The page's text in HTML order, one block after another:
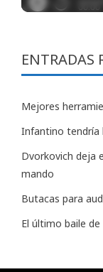
ENTRADAS
Mejores
Infantino tendría
Dvorkovich deja
mando
Butacas para
El último baile